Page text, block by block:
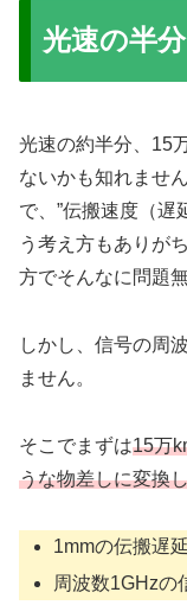
光速の半
光速の約半分、15
ないかも知れませ
で、”伝搬速度（遅
う考え方もありが
方でそんなに問題
しかし、信号の周
ません。
そこでまずは15万
うな物差しに変換
1mmの伝搬遅
周波数1GHzの